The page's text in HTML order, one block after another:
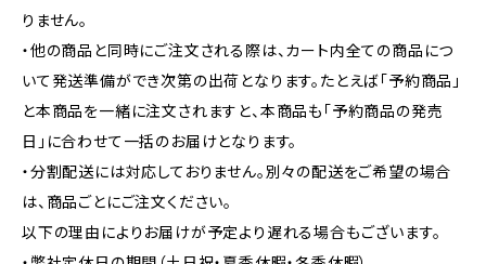
りません。
・他の商品と同時にご注文される際は、カート内全ての商品につ
いて発送準備ができ次第の出荷となります。たとえば「予約商品」
と本商品を一緒に注文されますと、本商品も「予約商品の発売
日」に合わせて一括のお届けとなります。
・分割配送には対応しておりません。別々の配送をご希望の場合
は、商品ごとにご注文ください。
以下の理由によりお届けが予定より遅れる場合もございます。